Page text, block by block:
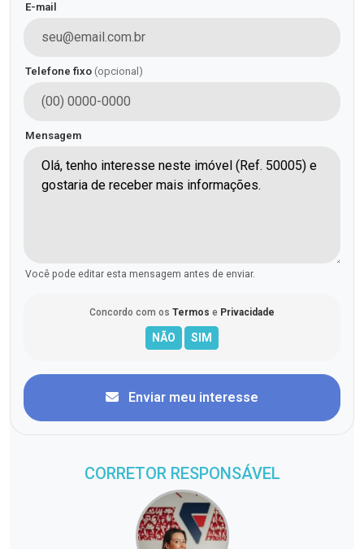
E-mail
Telefone fixo (opcional)
Mensagem
Você pode editar esta mensagem antes de enviar.
Concordo com os Termos e Privacidade
Enviar meu interesse
CORRETOR RESPONSÁVEL